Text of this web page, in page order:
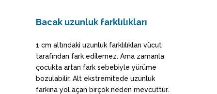
Bacak uzunluk farklılıkları
1 cm altındaki uzunluk farklılıkları vücut
tarafından fark edilemez. Ama zamanla
çocukta artan fark sebebiyle yürüme
bozulabilir. Alt ekstremitede uzunluk
farkına yol açan birçok neden mevcuttur.